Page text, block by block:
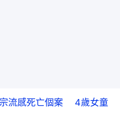
宗流感死亡個案 4歲女童